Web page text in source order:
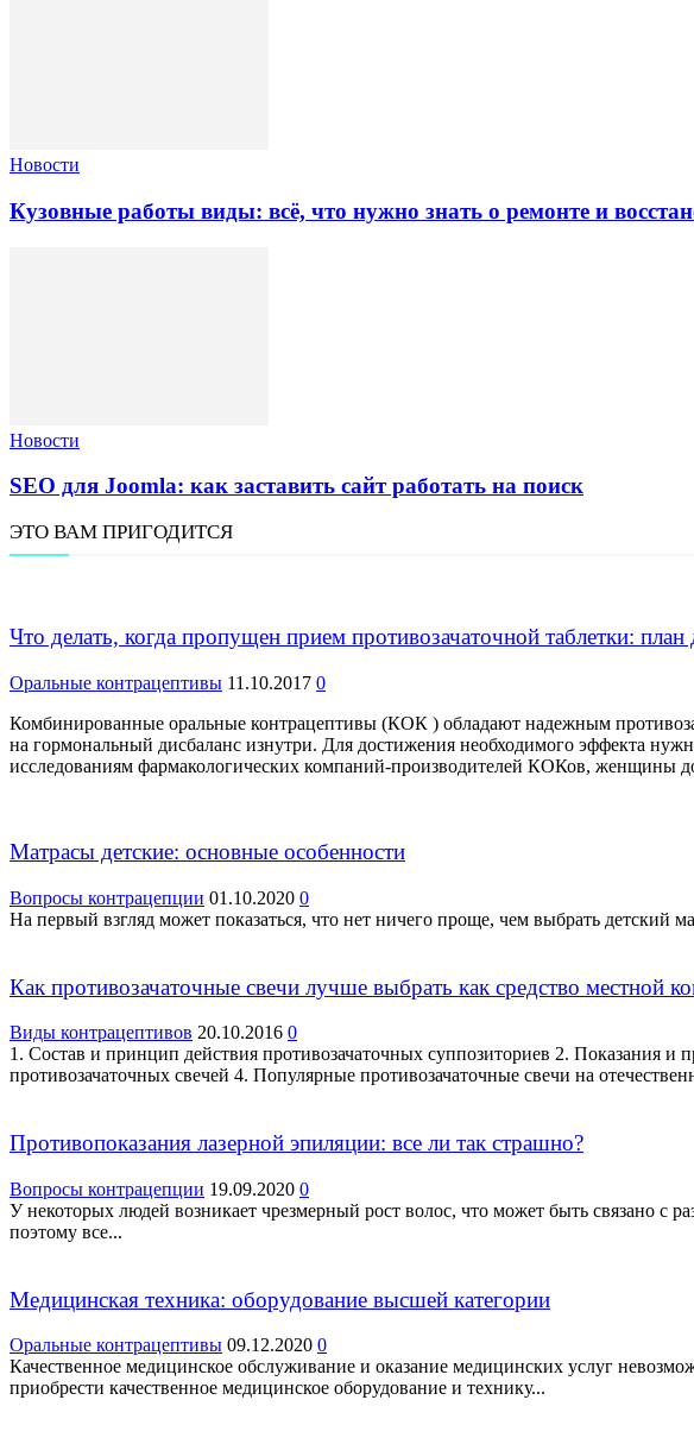
Новости
Кузовные работы виды: всё, что нужно знать о ремонте и
Новости
SEO для Joomla: как заставить сайт работать на поиск
ЭТО ВАМ ПРИГОДИТСЯ
Что делать, когда пропущен прием противозачаточной таблетки:
Оральные контрацептивы 11.10.2017 0
Комбинированные оральные контрацептивы (КОК ) обладают надежным
на гормональный дисбаланс изнутри. Для достижения необходимого эффекта
исследованиям фармакологических компаний-производителей КОКов, женщины
Матрасы детские: основные особенности
Вопросы контрацепции 01.10.2020 0
На первый взгляд может показаться, что нет ничего проще, чем выбрать детский
Как противозачаточные свечи лучше выбрать как средство местной
Виды контрацептивов 20.10.2016 0
1. Состав и принцип действия противозачаточных суппозиториев 2. Показания
противозачаточных свечей 4. Популярные противозачаточные свечи на
Противопоказания лазерной эпиляции: все ли так страшно?
Вопросы контрацепции 19.09.2020 0
У некоторых людей возникает чрезмерный рост волос, что может быть связано
поэтому все...
Медицинская техника: оборудование высшей категории
Оральные контрацептивы 09.12.2020 0
Качественное медицинское обслуживание и оказание медицинских услуг
приобрести качественное медицинское оборудование и технику...